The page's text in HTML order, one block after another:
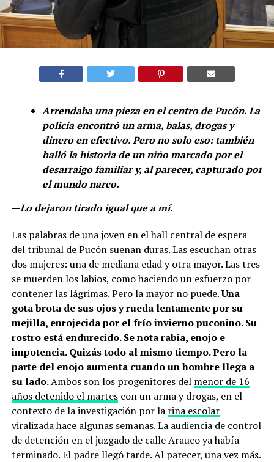
Arrendaba una pieza en el centro de Pucón. La
policía encontró un arma, balas, drogas y
dinero en efectivo. Pero no solo eso: también
halló la historia de un niño marcado por el
desarraigo familiar y, al parecer, capturado por
el mundo narco.
—Lo dejaron tirado igual que a mí.
Las palabras de una joven en el hall central de espera
del tribunal de Pucón suenan duras. Las escuchan otras
dos mujeres: una de mediana edad y otra mayor. Las tres
se muerden los labios, como haciendo un esfuerzo por
contener las lágrimas. Pero la mayor no puede.Una
gota brota de sus ojos y rueda lentamente por su
mejilla, enrojecida por el frío invierno puconino. Su
rostro está endurecido. Se nota rabia, enojo e
impotencia. Quizás todo al mismo tiempo. Pero la
parte del enojo aumenta cuando un hombre llega a
su lado.Ambos son los progenitores del menor de 16
años detenido el martescon un arma y drogas, en el
contexto de la investigación por la riña escolar
viralizada hace algunas semanas. La audiencia de control
de detención en el juzgado de calle Arauco ya había
terminado. El padre llegó tarde. Al parecer, una vez más.